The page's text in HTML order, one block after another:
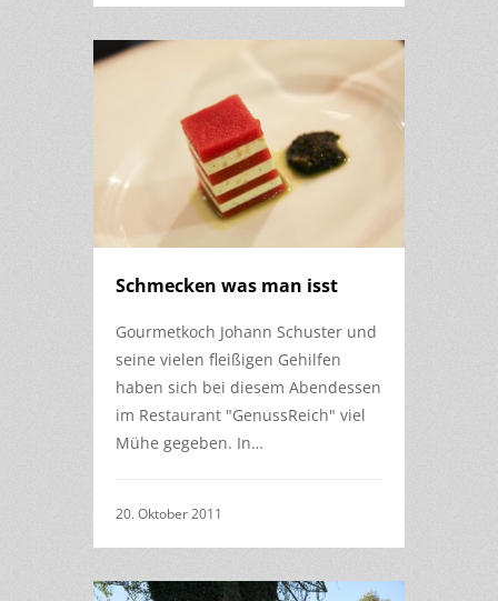
Schmecken was man isst
Gourmetkoch Johann Schuster und
seine vielen fleißigen Gehilfen
haben sich bei diesem Abendessen
im Restaurant "GenussReich" viel
Mühe gegeben. In…
20. Oktober 2011